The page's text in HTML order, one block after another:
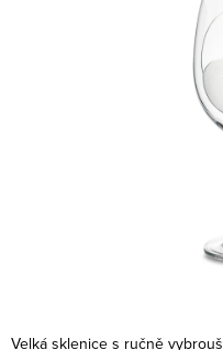
Velká sklenice s ručně